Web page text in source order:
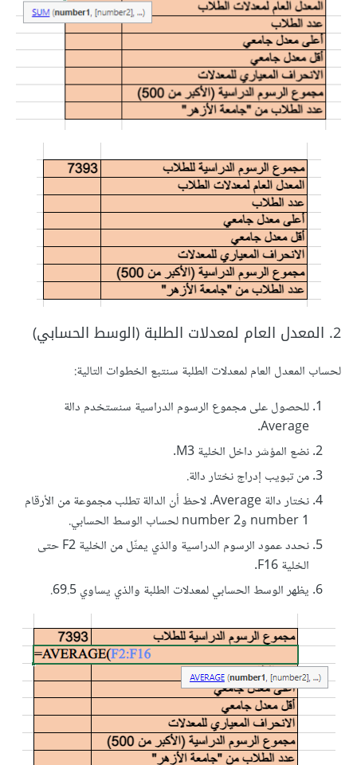
2. المعدل العام لمعدلات الطلبة (الوسط الحسابي)
لحساب المعدل العام لمعدلات الطلبة سنتبع الخطوات التالية:
للحصول على مجموع الرسوم الدراسية سنستخدم دالة
Average.
نضع المؤشر داخل الخلية M3.
من تبويب إدراج نختار دالة.
نختار دالة Average. لاحظ أن الدالة تطلب مجموعة من الأرقام
number 1 وnumber 2 لحساب الوسط الحسابي.
نحدد عمود الرسوم الدراسية والذي يمثّل من الخلية F2 حتى
الخلية F16.
يظهر الوسط الحسابي لمعدلات الطلبة والذي يساوي 69.5.